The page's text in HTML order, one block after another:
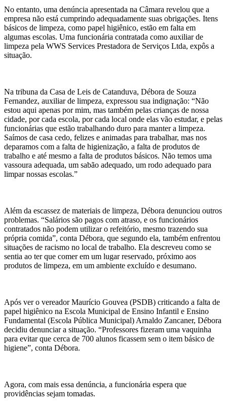
No entanto, uma denúncia apresentada na Câmara revelou que a
empresa não está cumprindo adequadamente suas obrigações. Itens
básicos de limpeza, como papel higiênico, estão em falta em
algumas escolas. Uma funcionária contratada como auxiliar de
limpeza pela WWS Services Prestadora de Serviços Ltda, expôs a
situação.
Na tribuna da Casa de Leis de Catanduva, Débora de Souza
Fernandez, auxiliar de limpeza, expressou sua indignação: “Não
estou aqui apenas por mim, mas também pelas crianças de nossa
cidade, por cada escola, por cada local onde elas vão estudar, e pelas
funcionárias que estão trabalhando duro para manter a limpeza.
Saímos de casa cedo, felizes e animadas para trabalhar, mas nos
deparamos com a falta de higienização, a falta de produtos de
trabalho e até mesmo a falta de produtos básicos. Não temos uma
vassoura adequada, um sabão adequado, um rodo adequado para
limpar nossas escolas.”
Além da escassez de materiais de limpeza, Débora denunciou outros
problemas. “Salários são pagos com atraso, e os funcionários
contratados não podem utilizar o refeitório, mesmo trazendo sua
própria comida”, conta Débora, que segundo ela, também enfrentou
situações de racismo no local de trabalho. Ela descreveu como se
sentia ao ter que comer em um lugar reservado, próximo aos
produtos de limpeza, em um ambiente excluído e desumano.
Após ver o vereador Maurício Gouvea (PSDB) criticando a falta de
papel higiênico na Escola Municipal de Ensino Infantil e Ensino
Fundamental (Escola Pública Municipal) Arnaldo Zancaner, Débora
decidiu denunciar a situação. “Professores fizeram uma vaquinha
para evitar que cerca de 700 alunos ficassem sem o item básico de
higiene”, conta Débora.
Agora, com mais essa denúncia, a funcionária espera que
providências sejam tomadas.